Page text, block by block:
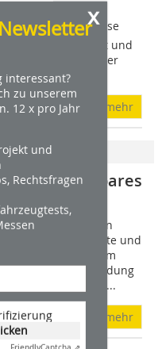
x
interessant?
zu unserem
12 x pro Jahr
und
Rechtsfragen
seiner
verbessert. Diese
Zustand geliefert und
auch so über
Erst dann wird...
mehr
einstellbares
im Sortiment von
Größe abgestimmte und
Innenfutter, die dem
bei der Einbindung
Räume unter dem...
mehr